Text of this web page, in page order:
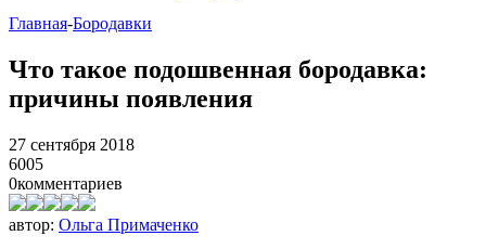
Главная-Бородавки
Что такое подошвенная бородавка:
причины появления
27 сентября 2018
6005
0комментариев
автор: Ольга Примаченко